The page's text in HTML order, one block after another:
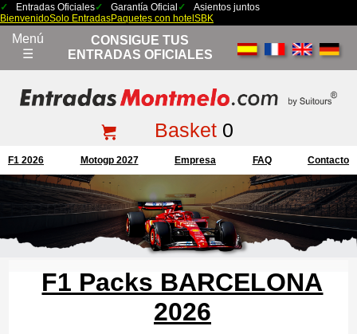
Entradas Oficiales Garantía Oficial
Asientos juntos
BienvenidoSolo EntradasPaquetes con hotel SBK
Menú
☰
CONSIGUE TUS
ENTRADAS OFICIALES
Basket0
F1 2026 Motogp 2027 Empresa FAQ Contacto
F1 Packs BARCELONA
2026